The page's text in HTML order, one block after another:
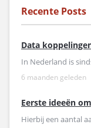
Recente Posts
Data
In Nederland is
6 maanden geleden
Eerste ideeën
Hierbij een aantal